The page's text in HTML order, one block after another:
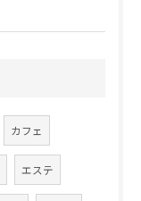
カフェ
エステ